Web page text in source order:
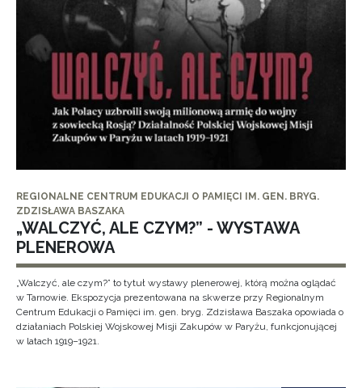
REGIONALNE CENTRUM EDUKACJI O PAMIĘCI IM. GEN. BRYG.
ZDZISŁAWA BASZAKA
„WALCZYĆ, ALE CZYM?” - WYSTAWA
PLENEROWA
„Walczyć, ale czym?” to tytuł wystawy plenerowej, którą można oglądać
w Tarnowie. Ekspozycja prezentowana na skwerze przy Regionalnym
Centrum Edukacji o Pamięci im. gen. bryg. Zdzisława Baszaka opowiada o
działaniach Polskiej Wojskowej Misji Zakupów w Paryżu, funkcjonującej
w latach 1919–1921.